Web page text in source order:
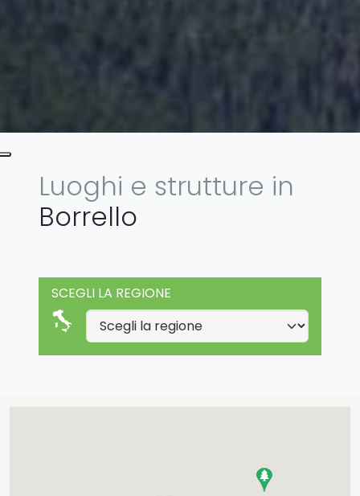
Luoghi e strutture in
Borrello
SCEGLI LA REGIONE